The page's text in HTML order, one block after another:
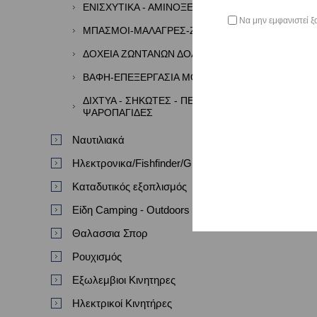
ΕΝΙΣΧΥΤΙΚΑ - ΑΜΙΝΟΞΕΑ - ΑΡΩΜΑΤΑ
ΜΠΑΣΜΟΙ-ΜΑΛΑΓΡΕΣ-ΖΥΜΕΣ
ΔΟΧΕΙΑ ΖΩΝΤΑΝΩΝ ΔΟΛΩΜΑΤΩΝ
ΒΑΦΗ-ΕΠΕΞΕΡΓΑΣΙΑ ΜΟΛΥΒΙΩΝ
ΔΙΧΤΥΑ - ΣΗΚΩΤΕΣ - ΠΕΖΟΒΟΛΑ -
ΨΑΡΟΠΑΓΙΔΕΣ
Ναυτιλιακά
Ηλεκτρονικα/Fishfinder/GPS/VHF
Καταδυτικός εξοπλισμός
Είδη Camping - Outdoors
Θαλασσια Σπορ
Ρουχισμός
Εξωλεμβιοι Κινητηρες
Ηλεκτρικοί Κινητήρες
Να μην εμφανιστεί